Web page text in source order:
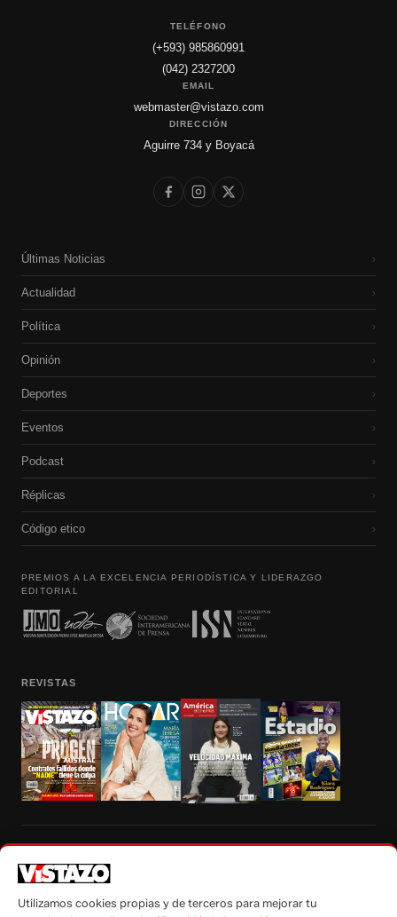
TELÉFONO
(+593) 985860991
(042) 2327200
EMAIL
webmaster@vistazo.com
DIRECCIÓN
Aguirre 734 y Boyacá
Últimas Noticias ›
Actualidad ›
Política ›
Opinión ›
Deportes ›
Eventos ›
Podcast ›
Réplicas ›
Código etico ›
PREMIOS A LA EXCELENCIA PERIODÍSTICA Y LIDERAZGO
EDITORIAL
REVISTAS
autorización escrita de su titular, de todos los contenidos de Vistazo.com.
Utilizamos cookies propias y de terceros para mejorar tu